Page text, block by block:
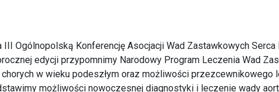
Ogólnopolską Konferencję Asocjacji Wad Zastawkowych
edycji przypomnimy Narodowy Program Leczenia Wad
w wieku podeszłym oraz możliwości przezcewnikowego
możliwości nowoczesnej diagnostyki i leczenie wady